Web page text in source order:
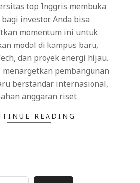
top Inggris membuka
investor. Anda bisa
momentum ini untuk
modal di kampus baru,
dan proyek energi hijau.
pembangunan
berstandar internasional,
anggaran riset
READING